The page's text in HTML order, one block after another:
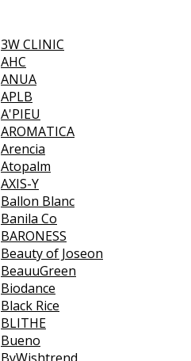
3W CLINIC
AHC
ANUA
APLB
A'PIEU
AROMATICA
Arencia
Atopalm
AXIS-Y
Ballon Blanc
Banila Co
BARONESS
Beauty of Joseon
BeauuGreen
Biodance
Black Rice
BLITHE
Bueno